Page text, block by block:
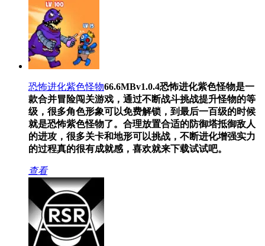
恐怖进化紫色怪物66.6MBv1.0.4恐怖进化紫色怪物是一
款合并冒险闯关游戏，通过不断战斗挑战提升怪物的等
级，很多角色形象可以免费解锁，到最后一百级的时候
就是恐怖紫色怪物了。合理放置合适的防御塔抵御敌人
的进攻，很多关卡和地形可以挑战，不断进化增强实力
的过程真的很有成就感，喜欢就来下载试试吧。
查看